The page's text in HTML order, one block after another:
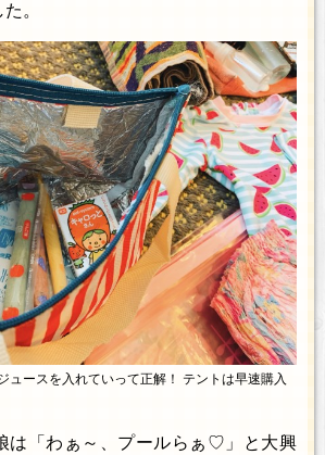
。
ュースを入れていって正解！ テントは早速購入
は「わぁ～、プールらぁ♡」と大興